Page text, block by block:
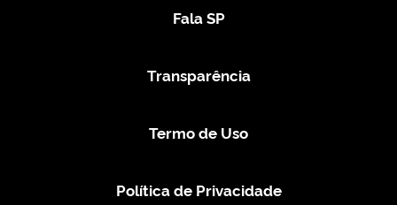
Fala SP
Transparência
Termo de Uso
Política de Privacidade